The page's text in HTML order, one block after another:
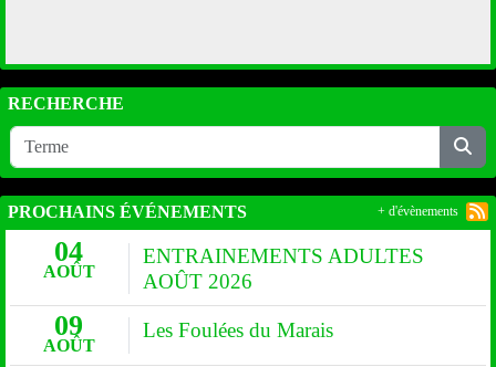
RECHERCHE
PROCHAINS ÉVÉNEMENTS
04
AOÛT
ENTRAINEMENTS ADULTES
AOÛT 2026
09
AOÛT
Les Foulées du Marais
+ d'évènements